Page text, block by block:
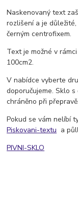
Naskenovaný text
rozlišení a je
černým centrofixem.
Text je možné v
100cm2.
V nabídce vyberte
doporučujeme. Sklo
chráněno při přepravě.
Pokud se vám nelíbí
Piskovani-textu a
PIVNI-SKLO